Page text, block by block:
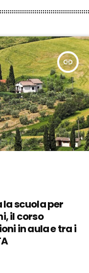
insert_link
scuola per
il corso
in aula e tra i